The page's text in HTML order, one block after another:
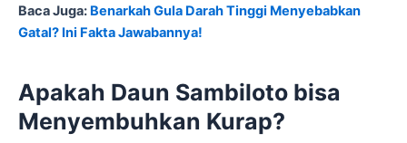
Baca Juga: Benarkah Gula Darah Tinggi Menyebabkan
Gatal? Ini Fakta Jawabannya!
Apakah Daun Sambiloto bisa
Menyembuhkan Kurap?